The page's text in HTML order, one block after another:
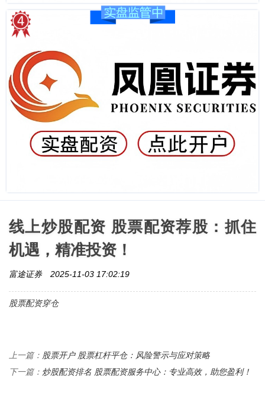
线上炒股配资 股票配资荐股：抓住
机遇，精准投资！
富途证券 2025-11-03 17:02:19
股票配资穿仓
上一篇： 股票开户 股票杠杆平仓：风险警示与应对策略
下一篇： 炒股配资排名 股票配资服务中心：专业高效，助您盈利！